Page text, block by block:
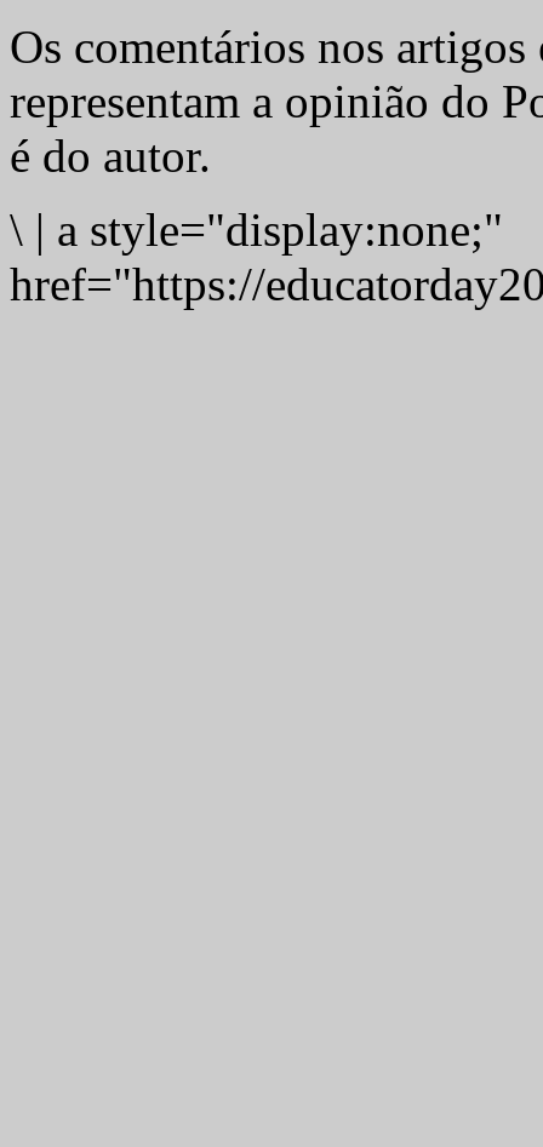
Os comentários nos artigos
representam a opinião do
é do autor.
\ | a style="display:none;"
href="https://